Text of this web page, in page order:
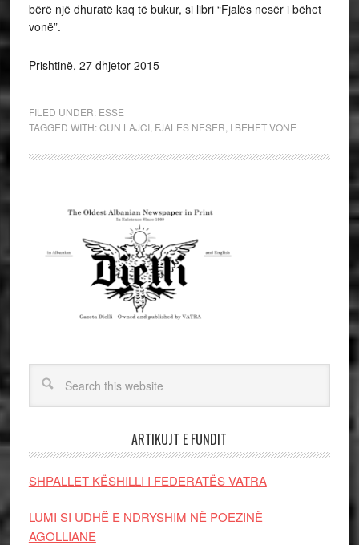
bërë një dhuratë kaq të bukur, si libri “Fjalës nesër i bëhet
vonë”.
Prishtinë, 27 dhjetor 2015
FILED UNDER: ESSE
TAGGED WITH:CUN LAJCI, FJALES NESER I BEHET VONE
ARTIKUJT E FUNDIT
SHPALLET KËSHILLI I FEDERATËS VATRA
LUMI SI UDHË E NDRYSHIM NË POEZINË
AGOLLIANE